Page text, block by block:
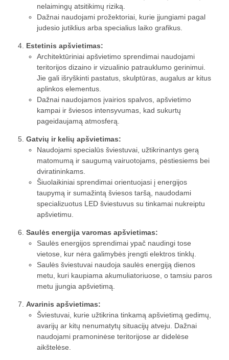
nelaimingų atsitikimų riziką.
Dažnai naudojami prožektoriai, kurie įjungiami pagal
judesio jutiklius arba specialius laiko grafikus.
Estetinis apšvietimas:
Architektūriniai apšvietimo sprendimai naudojami
teritorijos dizaino ir vizualinio patrauklumo gerinimui.
Jie gali išryškinti pastatus, skulptūras, augalus ar kitus
aplinkos elementus.
Dažnai naudojamos įvairios spalvos, apšvietimo
kampai ir šviesos intensyvumas, kad sukurtų
pageidaujamą atmosferą.
Gatvių ir kelių apšvietimas:
Naudojami specialūs šviestuvai, užtikrinantys gerą
matomumą ir saugumą vairuotojams, pėstiesiems bei
dviratininkams.
Šiuolaikiniai sprendimai orientuojasi į energijos
taupymą ir sumažintą šviesos taršą, naudodami
specializuotus LED šviestuvus su tinkamai nukreiptu
apšvietimu.
Saulės energija varomas apšvietimas:
Saulės energijos sprendimai ypač naudingi tose
vietose, kur nėra galimybės įrengti elektros tinklų.
Saulės šviestuvai naudoja saulės energiją dienos
metu, kuri kaupiama akumuliatoriuose, o tamsiu paros
metu įjungia apšvietimą.
Avarinis apšvietimas:
Šviestuvai, kurie užtikrina tinkamą apšvietimą gedimų,
avarijų ar kitų nenumatytų situacijų atveju. Dažnai
naudojami pramoninėse teritorijose ar didelėse
aikštelėse.